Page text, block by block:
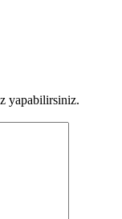
yapabilirsiniz.